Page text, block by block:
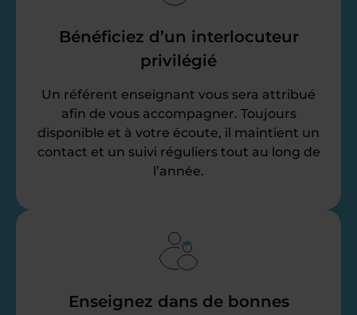
Bénéficiez d’un interlocuteur
privilégié
Un référent enseignant vous sera attribué
afin de vous accompagner. Toujours
disponible et à votre écoute, il maintient un
contact et un suivi réguliers tout au long de
l’année.
Enseignez dans de bonnes